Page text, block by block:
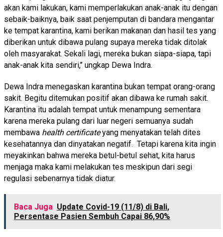
akan kami lakukan, kami memperlakukan anak-anak itu dengan
sebaik-baiknya, baik saat penjemputan di bandara mengantar
ke tempat karantina, kami berikan makanan dan hasil tes yang
diberikan untuk dibawa pulang supaya mereka tidak ditolak
oleh masyarakat. Sekali lagi, mereka bukan siapa-siapa, tapi
anak-anak kita sendiri,’’ ungkap Dewa Indra.
Dewa Indra menegaskan karantina bukan tempat orang-orang
sakit. Begitu ditemukan positif akan dibawa ke rumah sakit.
Karantina itu adalah tempat untuk menampung sementara
karena mereka pulang dari luar negeri semuanya sudah
membawa health certificateyang menyatakan telah dites
kesehatannya dan dinyatakan negatif. Tetapi karena kita ingin
meyakinkan bahwa mereka betul-betul sehat, kita harus
menjaga maka kami melakukan tes meskipun dari segi
regulasi sebenarnya tidak diatur.
Baca Juga Update Covid-19 (11/8) di Bali,
Persentase Pasien Sembuh Capai 86,90%